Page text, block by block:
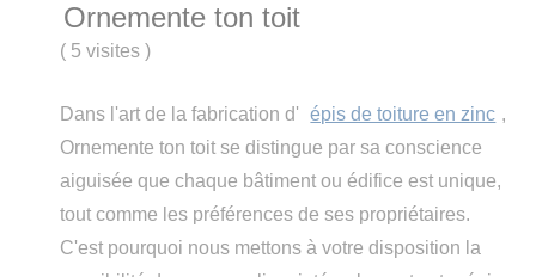
Ornemente ton toit
( 5 visites)
Dans l'art de la fabrication d' épis de toiture en zinc ,
Ornemente ton toit se distingue par sa conscience
aiguisée que chaque bâtiment ou édifice est unique,
tout comme les préférences de ses propriétaires.
C'est pourquoi nous mettons à votre disposition la